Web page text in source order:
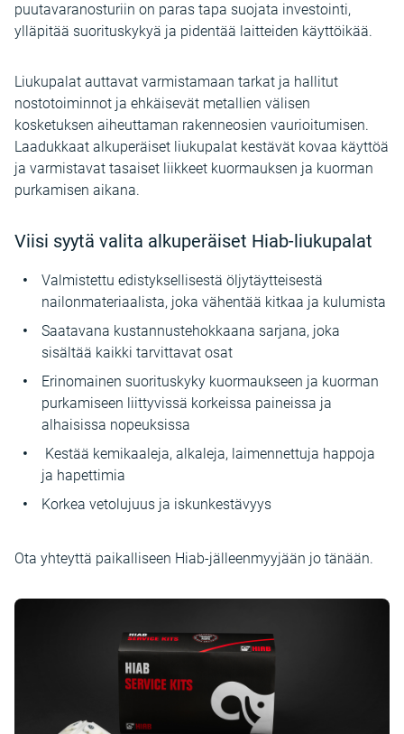
puutavaranosturiin on paras tapa suojata investointi,
ylläpitää suorituskykyä ja pidentää laitteiden käyttöikää.
Liukupalat auttavat varmistamaan tarkat ja hallitut
nostotoiminnot ja ehkäisevät metallien välisen
kosketuksen aiheuttaman rakenneosien vaurioitumisen.
Laadukkaat alkuperäiset liukupalat kestävät kovaa käyttöä
ja varmistavat tasaiset liikkeet kuormauksen ja kuorman
purkamisen aikana.
Viisi syytä valita alkuperäiset Hiab-liukupalat
Valmistettu edistyksellisestä öljytäytteisestä
nailonmateriaalista, joka vähentää kitkaa ja kulumista
Saatavana kustannustehokkaana sarjana, joka
sisältää kaikki tarvittavat osat
Erinomainen suorituskyky kuormaukseen ja kuorman
purkamiseen liittyvissä korkeissa paineissa ja
alhaisissa nopeuksissa
Kestää kemikaaleja, alkaleja, laimennettuja happoja
ja hapettimia
Korkea vetolujuus ja iskunkestävyys
Ota yhteyttä paikalliseen Hiab-jälleenmyyjään jo tänään.